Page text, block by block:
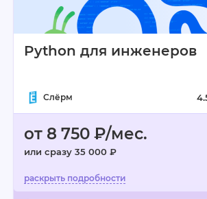
Python для инженеров
Слёрм
от 8 750 ₽/мес.
или сразу 35 000 ₽